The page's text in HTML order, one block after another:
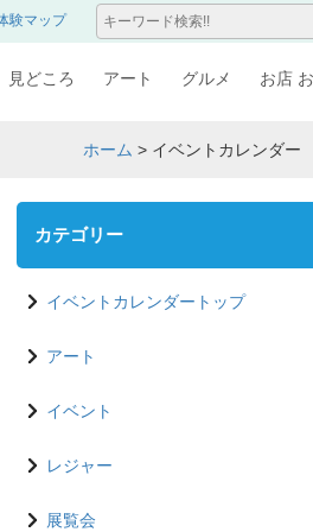
験マップ
見どころ アート グルメ お店
ホーム > イベントカレンダー
カテゴリー
イベントカレンダートップ
アート
イベント
レジャー
展覧会